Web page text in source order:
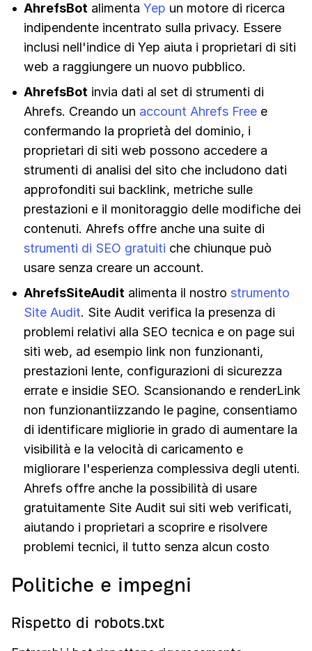
AhrefsBot alimenta Yep un motore di ricerca
indipendente incentrato sulla privacy. Essere
inclusi nell'indice di Yep aiuta i proprietari di siti
web a raggiungere un nuovo pubblico.
AhrefsBot invia dati al set di strumenti di
Ahrefs. Creando un account Ahrefs Free e
confermando la proprietà del dominio, i
proprietari di siti web possono accedere a
strumenti di analisi del sito che includono dati
approfonditi sui backlink, metriche sulle
prestazioni e il monitoraggio delle modifiche dei
contenuti. Ahrefs offre anche una suite di
strumenti di SEO gratuiti che chiunque può
usare senza creare un account.
AhrefsSiteAudit alimenta il nostro strumento
Site Audit. Site Audit verifica la presenza di
problemi relativi alla SEO tecnica e on page sui
siti web, ad esempio link non funzionanti,
prestazioni lente, configurazioni di sicurezza
errate e insidie SEO. Scansionando e renderLink
non funzionantiizzando le pagine, consentiamo
di identificare migliorie in grado di aumentare la
visibilità e la velocità di caricamento e
migliorare l'esperienza complessiva degli utenti.
Ahrefs offre anche la possibilità di usare
gratuitamente Site Audit sui siti web verificati,
aiutando i proprietari a scoprire e risolvere
problemi tecnici, il tutto senza alcun costo
Politiche e impegni
Rispetto di robots.txt